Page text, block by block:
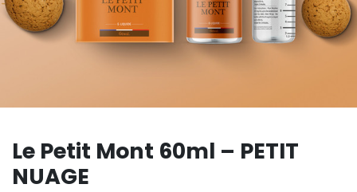
Le Petit Mont 60ml – PETIT
NUAGE